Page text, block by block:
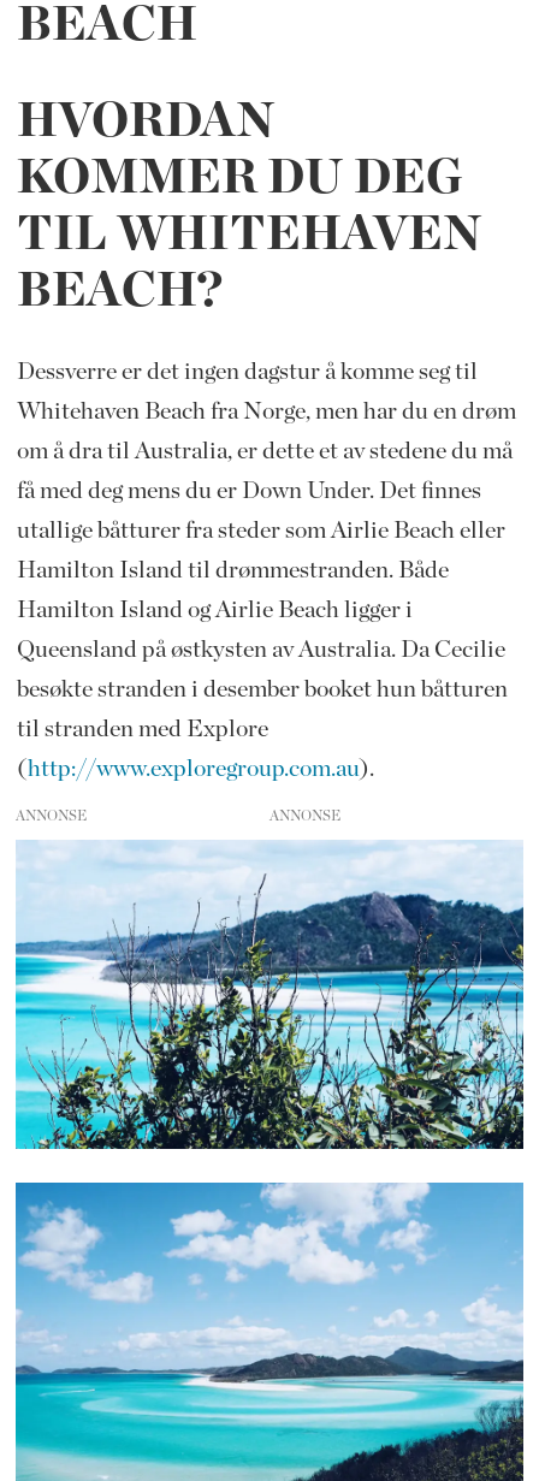
BEACH
HVORDAN
KOMMER DU DEG
TIL WHITEHAVEN
BEACH?
Dessverre er det ingen dagstur å komme seg til
Whitehaven Beach fra Norge, men har du en drøm
om å dra til Australia, er dette et av stedene du må
få med deg mens du er Down Under. Det finnes
utallige båtturer fra steder som Airlie Beach eller
Hamilton Island til drømmestranden. Både
Hamilton Island og Airlie Beach ligger i
Queensland på østkysten av Australia. Da Cecilie
besøkte stranden i desember booket hun båtturen
til stranden med Explore
(http://www.exploregroup.com.au).
ANNONSE